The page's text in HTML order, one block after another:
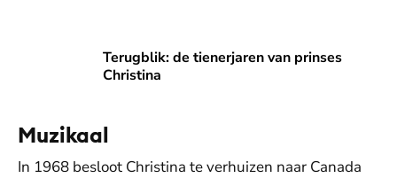
Terugblik: de tienerjaren van prinses
Christina
Terugblik: de tienerjaren van prinses Christina
Muzikaal
In 1968 besloot Christina te verhuizen naar Canada